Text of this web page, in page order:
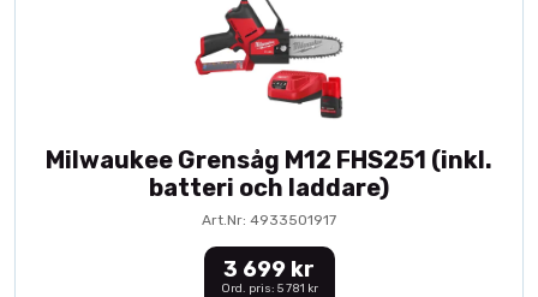
Milwaukee Grensåg M12 FHS251 (inkl.
batteri och laddare)
Art.Nr: 4933501917
3 699 kr
Ord. pris: 5 781 kr